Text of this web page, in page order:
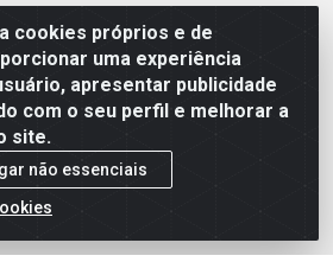
cookies próprios e de
uma experiência
apresentar publicidade
com o seu perfil e melhorar a
site.
não essenciais
/ Showroom
(11) 3227-0546
597 - Pari - São Paulo/SP